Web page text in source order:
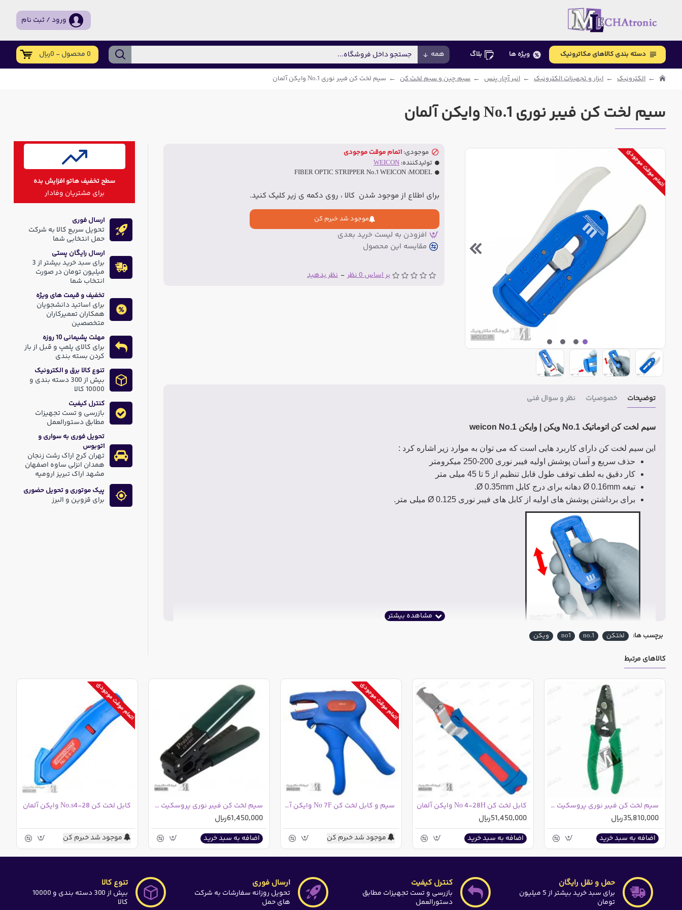
ورود / ثبت نام
دسته بندی کالاهای مکاترونیک ویژه ها بلاگ همه 0 محصول - 0ریال
الکترونیک ابزار و تجهیزات الکترونیک انبر آچار پنس سیم چین و سیم لخت کن سیم لخت کن فیبر نوری No.1 وایکن آلمان
سیم لخت کن فیبر نوری No.1 وایکن آلمان
اتمام موقت موجودی
بر اساس 0 نظر - نظر بدهید
موجودی: اتمام موقت موجودی
تولیدکننده: WEICON
MODEL:
FIBER OPTIC STRIPPER No.1 WEICON
برای اطلاع از موجود شدن کالا ، روی دکمه ی زیر کلیک کنید.
موجود شد خبرم کن
افزودن به لیست خرید بعدی
مقایسه این محصول
توضیحات خصوصیات نظر و سوال فنی
سیم لخت کن اتوماتیک No.1 ویکن | وایکن weicon No.1
این سیم لخت کن دارای کاربرد هایی است که می توان به موارد زیر اشاره کرد :
حذف سریع و آسان پوشش اولیه فیبر نوری 200-250 میکرومتر
کار دقیق به لطف توقف طول قابل تنظیم از 5 تا 45 میلی متر
تیغه Ø 0.16mm دهانه برای درج کابل Ø 0.35mm.
برای برداشتن پوشش های اولیه از کابل های فیبر نوری Ø 0.125 میلی متر.
برچسب ها: لختکن no.1
no1 ویکن
سطح تخفیف هاتو افزایش بده
برای مشتریان وفادار
ارسال فوری
تحویل سریع کالا به شرکت
حمل انتخابی شما
ارسال رایگان پستی
برای سبد خرید بیشتر از 3
میلیون تومان در صورت
انتخاب شما
تخفیف و قیمت های ویژه
برای اساتید دانشجویان
همکاران تعمیرکاران
متخصصین
مهلت پشیمانی 10 روزه
برای کالای پلمپ و قبل از باز
کردن بسته بندی
تنوع کالا برق و الکترونیک
بیش از 300 دسته بندی و
10000 کالا
کنترل کیفیت
بازرسی و تست تجهیزات
مطابق دستورالعمل
تحویل فوری به سواری و
اتوبوس
تهران کرج اراک رشت زنجان
همدان انزلی ساوه اصفهان
مشهد اراک تبریز ارومیه
پیک موتوری و تحویل حضوری
برای قزوین و البرز
کالاهای مرتبط
سیم لخت کن فیبر نوری پروسکیت 8PK-326 تایوانی
35,810,000ریال
اضافه به سبد خرید
کابل لخت کن No 4-28H وایکن آلمان
51,450,000ریال
اضافه به سبد خرید
اتمام موقت موجودی
سیم و کابل لخت کن No 7F وایکن آلمان
موجود شد خبرم کن
سیم لخت کن فیبر نوری پروسکیت CP-FB01N
61,450,000ریال
اضافه به سبد خرید
اتمام موقت موجودی
کابل لخت کن No.s4-28 وایکن آلمان
موجود شد خبرم کن
حمل و نقل رایگان
برای سبد خرید بیشتر از 5 میلیون
تومان
کنترل کیفیت
بازرسی و تست تجهیزات مطابق
دستورالعمل
ارسال فوری
تحویل روزانه سفارشات به شرکت
های حمل
تنوع کالا
بیش از 300 دسته بندی و 10000
کالا